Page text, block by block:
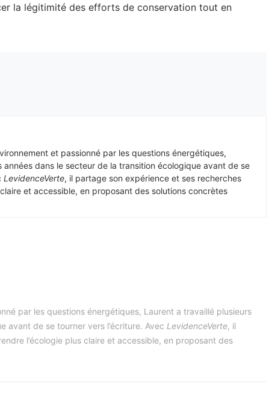
la légitimité des efforts de conservation tout en
et passionné par les questions énergétiques,
années dans le secteur de la transition écologique avant de se
LevidenceVerte, il partage son expérience et ses recherches
et accessible, en proposant des solutions concrètes
par les questions énergétiques, Laurent a travaillé plusieurs
avant de se tourner vers l’écriture. Avec LevidenceVerte, il
l’écologie plus claire et accessible, en proposant des